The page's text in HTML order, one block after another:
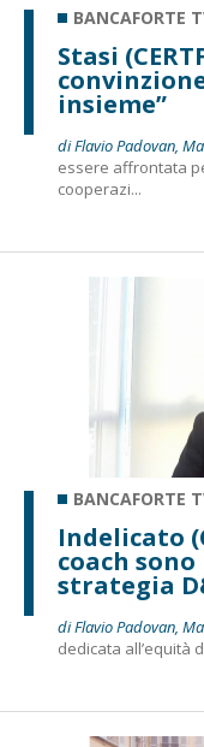
BANCAFORTE
Stasi
insieme”
di Flavio Padovan,
essere affrontata
cooperazi...
BANCAFORTE
Indelicato
coach
strategia
di Flavio Padovan,
dedicata all’equità